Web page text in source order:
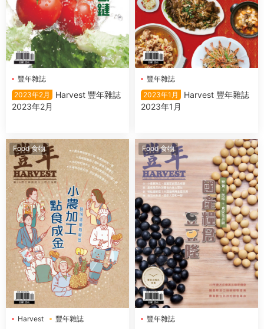
豐年雜誌
2023年2月
Harvest 豐年雜誌
2023年2月
豐年雜誌
2023年1月
Harvest 豐年雜誌
2023年1月
Food 食物
Harvest
豐年雜誌
Food 食物
豐年雜誌